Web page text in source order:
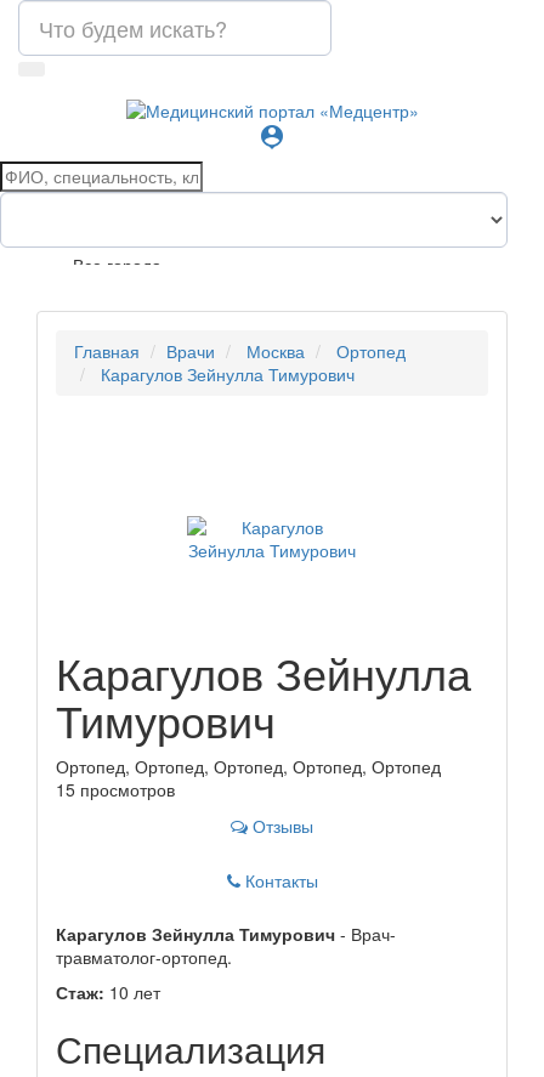
person_pin
Все города
Главная Врачи Москва
Ортопед
Карагулов Зейнулла Тимурович
Карагулов Зейнулла
Тимурович
Ортопед, Ортопед, Ортопед, Ортопед, Ортопед
15 просмотров
Отзывы
Контакты
Карагулов Зейнулла Тимурович - Врач-
травматолог-ортопед.
Стаж: 10 лет
Специализация